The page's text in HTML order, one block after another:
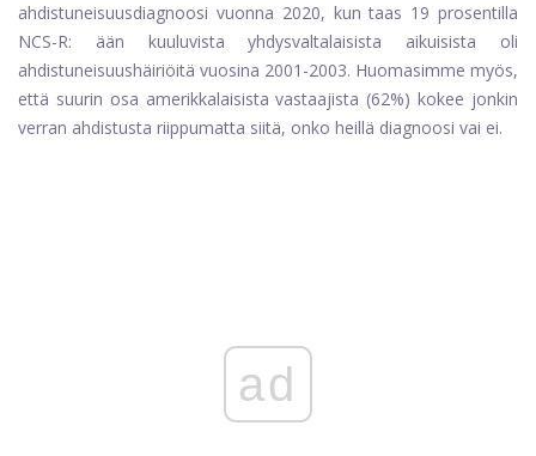
ahdistuneisuusdiagnoosi vuonna 2020, kun taas 19 prosentilla
NCS-R: ään kuuluvista yhdysvaltalaisista aikuisista oli
ahdistuneisuushäiriöitä vuosina 2001-2003. Huomasimme myös,
että suurin osa amerikkalaisista vastaajista (62%) kokee jonkin
verran ahdistusta riippumatta siitä, onko heillä diagnoosi vai ei.
ad